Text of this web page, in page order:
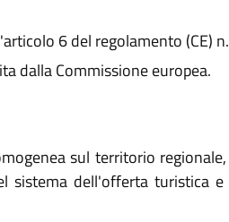
6 del regolamento (CE)
dalla Commissione europea.
sul territorio
sistema dell'offerta turistica